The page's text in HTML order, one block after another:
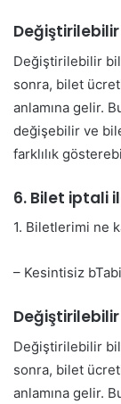
Değiştirilebilir
sonra, bilet
anlamına gelir.
değişebilir ve
farklılık
6. Bilet iptali
1. Biletlerimi ne
– Kesintisiz
Değiştirilebilir
sonra, bilet
anlamına gelir.